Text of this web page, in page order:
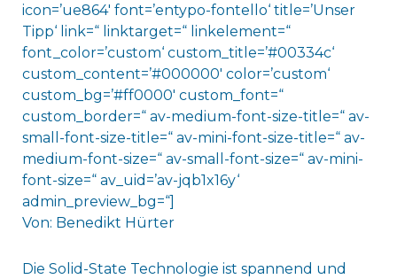
icon=’ue864′ font=’entypo-fontello‘ title=’Unser
Tipp‘ link=“ linktarget=“ linkelement=“
font_color=’custom‘ custom_title=’#00334c‘
custom_content=’#000000′ color=’custom‘
custom_bg=’#ff0000′ custom_font=“
custom_border=“ av-medium-font-size-title=“ av-
small-font-size-title=“ av-mini-font-size-title=“ av-
medium-font-size=“ av-small-font-size=“ av-mini-
font-size=“ av_uid=’av-jqb1x16y‘
admin_preview_bg=“]
Von: Benedikt Hürter
Die Solid-State Technologie ist spannend und